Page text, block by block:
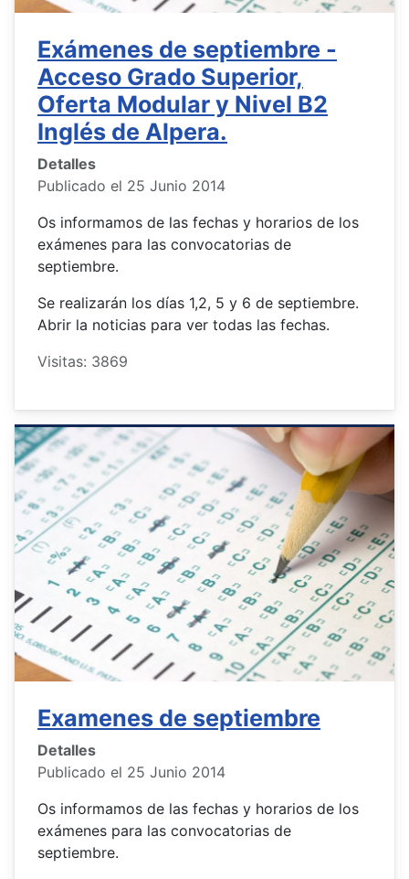
Exámenes de septiembre -
Acceso Grado Superior,
Oferta Modular y Nivel B2
Inglés de Alpera.
Detalles
Publicado el 25 Junio 2014
Os informamos de las fechas y horarios de los
exámenes para las convocatorias de
septiembre.
Se realizarán los días 1,2, 5 y 6 de septiembre.
Abrir la noticias para ver todas las fechas.
Visitas: 3869
Examenes de septiembre
Detalles
Publicado el 25 Junio 2014
Os informamos de las fechas y horarios de los
exámenes para las convocatorias de
septiembre.